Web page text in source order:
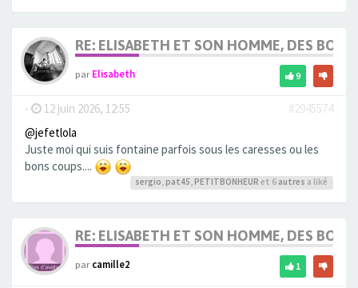
RE: ELISABETH ET SON HOMME, DES
parElisabeth 9
- 12 juin 2026, 12:55
#2945574
@jefetlola
Juste moi qui suis fontaine parfois sous les caresses ou les
bons coups....
sergio, pat45, PETITBONHEUR et 6 autres a liké
RE: ELISABETH ET SON HOMME, DES
parcamille2 1